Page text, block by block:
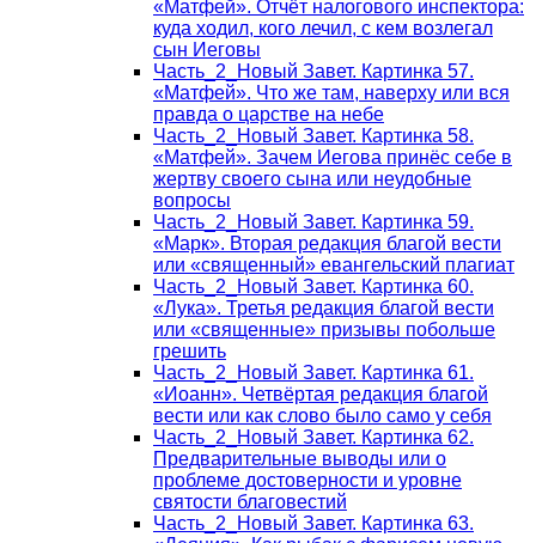
«Матфей». Отчёт налогового инспектора:
куда ходил, кого лечил, с кем возлегал
сын Иеговы
Часть_2_Новый Завет. Картинка 57.
«Матфей». Что же там, наверху или вся
правда о царстве на небе
Часть_2_Новый Завет. Картинка 58.
«Матфей». Зачем Иегова принёс себе в
жертву своего сына или неудобные
вопросы
Часть_2_Новый Завет. Картинка 59.
«Марк». Вторая редакция благой вести
или «священный» евангельский плагиат
Часть_2_Новый Завет. Картинка 60.
«Лука». Третья редакция благой вести
или «священные» призывы побольше
грешить
Часть_2_Новый Завет. Картинка 61.
«Иоанн». Четвёртая редакция благой
вести или как слово было само у себя
Часть_2_Новый Завет. Картинка 62.
Предварительные выводы или о
проблеме достоверности и уровне
святости благовестий
Часть_2_Новый Завет. Картинка 63.